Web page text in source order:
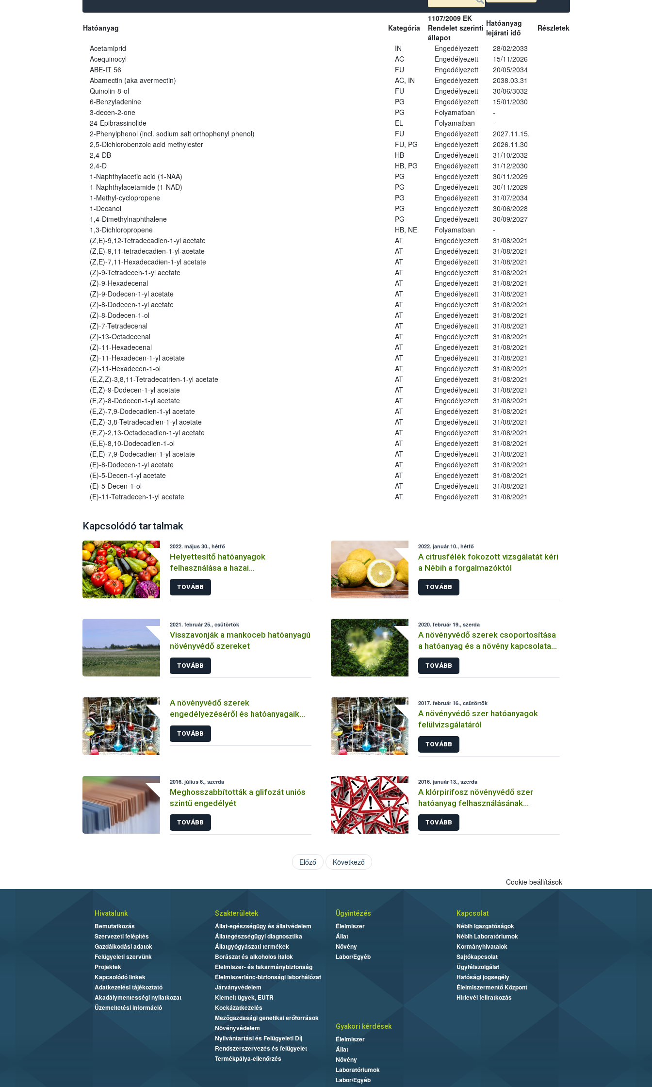
Hatóanyag Kategória
1107/2009 EK
Rendelet szerinti
állapot
Hatóanyag
lejárati idő
Részletek
Acetamiprid IN Engedélyezett
28/02/2033
Acequinocyl
AC Engedélyezett
15/11/2026
ABE-IT 56
FU Engedélyezett
20/05/2034
Abamectin (aka avermectin)
AC, IN Engedélyezett
2038.03.31
Quinolin-8-ol
FU Engedélyezett
30/06/3032
6-Benzyladenine
PG Engedélyezett
15/01/2030
3-decen-2-one
PG Folyamatban
-
24-Epibrassinolide
EL Folyamatban
-
2-Phenylphenol (incl. sodium salt orthophenyl phenol)
FU Engedélyezett
2027.11.15.
2,5-Dichlorobenzoic acid methylester
FU, PG Engedélyezett
2026.11.30
2,4-DB
HB Engedélyezett
31/10/2032
2,4-D
HB, PG Engedélyezett
31/12/2030
1-Naphthylacetic acid (1-NAA)
PG Engedélyezett
30/11/2029
1-Naphthylacetamide (1-NAD)
PG Engedélyezett
30/11/2029
1-Methyl-cyclopropene
PG Engedélyezett
31/07/2034
1-Decanol
PG Engedélyezett
30/06/2028
1,4-Dimethylnaphthalene
PG Engedélyezett
30/09/2027
1,3-Dichloropropene
HB, NE Folyamatban
-
(Z,E)-9,12-Tetradecadien-1-yl acetate
AT Engedélyezett
31/08/2021
(Z,E)-9,11-tetradecadien-1-yl-acetate
AT Engedélyezett
31/08/2021
(Z,E)-7,11-Hexadecadien-1-yl acetate
AT Engedélyezett
31/08/2021
(Z)-9-Tetradecen-1-yl acetate
AT Engedélyezett
31/08/2021
(Z)-9-Hexadecenal
AT Engedélyezett
31/08/2021
(Z)-9-Dodecen-1-yl acetate
AT Engedélyezett
31/08/2021
(Z)-8-Dodecen-1-yl acetate
AT Engedélyezett
31/08/2021
(Z)-8-Dodecen-1-ol
AT Engedélyezett
31/08/2021
(Z)-7-Tetradecenal
AT Engedélyezett
31/08/2021
(Z)-13-Octadecenal
AT Engedélyezett
31/08/2021
(Z)-11-Hexadecenal
AT Engedélyezett
31/08/2021
(Z)-11-Hexadecen-1-yl acetate
AT Engedélyezett
31/08/2021
(Z)-11-Hexadecen-1-ol
AT Engedélyezett
31/08/2021
(E,Z,Z)-3,8,11-Tetradecatrien-1-yl acetate
AT Engedélyezett
31/08/2021
(E,Z)-9-Dodecen-1-yl acetate
AT Engedélyezett
31/08/2021
(E,Z)-8-Dodecen-1-yl acetate
AT Engedélyezett
31/08/2021
(E,Z)-7,9-Dodecadien-1-yl acetate
AT Engedélyezett
31/08/2021
(E,Z)-3,8-Tetradecadien-1-yl acetate
AT Engedélyezett
31/08/2021
(E,Z)-2,13-Octadecadien-1-yl acetate
AT Engedélyezett
31/08/2021
(E,E)-8,10-Dodecadien-1-ol
AT Engedélyezett
31/08/2021
(E,E)-7,9-Dodecadien-1-yl acetate
AT Engedélyezett
31/08/2021
(E)-8-Dodecen-1-yl acetate
AT Engedélyezett
31/08/2021
(E)-5-Decen-1-yl acetate
AT Engedélyezett
31/08/2021
(E)-5-Decen-1-ol
AT Engedélyezett
31/08/2021
(E)-11-Tetradecen-1-yl acetate
AT Engedélyezett 31/08/2021
Kapcsolódó tartalmak
2022. május 30., hétfő
Helyettesítő hatóanyagok
felhasználása a hazai
növényvédelemben
TOVÁBB
2022. január 10., hétfő
A citrusfélék fokozott vizsgálatát kéri
a Nébih a forgalmazóktól
TOVÁBB
2021. február 25., csütörtök
Visszavonják a mankoceb hatóanyagú
növényvédő szereket
TOVÁBB
2020. február 19., szerda
A növényvédő szerek csoportosítása
a hatóanyag és a növény kapcsolata
szerint
TOVÁBB
A növényvédő szerek
engedélyezéséről és hatóanyagaik
vizsgálatáról
TOVÁBB
2017. február 16., csütörtök
A növényvédő szer hatóanyagok
felülvizsgálatáról
TOVÁBB
2016. július 6., szerda
Meghosszabbították a glifozát uniós
szintű engedélyét
TOVÁBB
2016. január 13., szerda
A klórpirifosz növényvédő szer
hatóanyag felhasználásának
korlátozása
TOVÁBB
Előző Következő
Cookie beállítások
Hivatalunk
Bemutatkozás
Szervezeti felépítés
Gazdálkodási adatok
Felügyeleti szervünk
Projektek
Kapcsolódó linkek
Adatkezelési tájékoztató
Akadálymentességi nyilatkozat
Üzemeltetési információ
Szakterületek
Állat-egészségügy és állatvédelem
Állategészségügyi diagnosztika
Állatgyógyászati termékek
Borászat és alkoholos italok
Élelmiszer- és takarmánybiztonság
Élelmiszerlánc-biztonsági laborhálózat
Járványvédelem
Kiemelt ügyek, EUTR
Kockázatkezelés
Mezőgazdasági genetikai erőforrások
Növényvédelem
Nyilvántartási és Felügyeleti Díj
Rendszerszervezés és felügyelet
Termékpálya-ellenőrzés
Ügyintézés
Élelmiszer
Állat
Növény
Labor/Egyéb
Kapcsolat
Nébih Igazgatóságok
Nébih Laboratóriumok
Kormányhivatalok
Sajtókapcsolat
Ügyfélszolgálat
Hatósági jogsegély
Élelmiszermentő Központ
Hírlevél feliratkozás
Gyakori kérdések
Élelmiszer
Állat
Növény
Laboratóriumok
Labor/Egyéb